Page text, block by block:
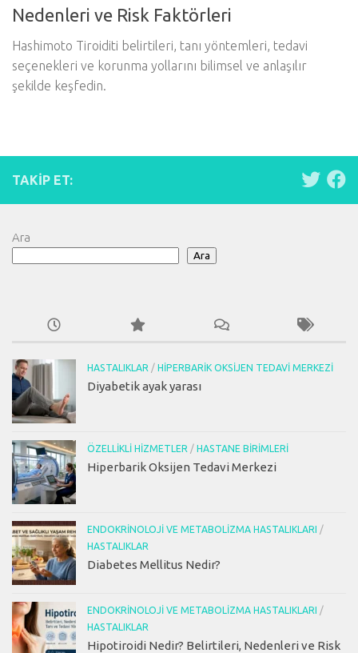
Nedenleri ve Risk Faktörleri
Hashimoto Tiroiditi belirtileri, tanı yöntemleri, tedavi
seçenekleri ve korunma yollarını bilimsel ve anlaşılır
şekilde keşfedin.
TAKIP ET:
Ara
Ara
HASTALIKLAR / HIPERBARIK OKSIJEN TEDAVI MERKEZI
Diyabetik ayak yarası
ÖZELLIKLI HIZMETLER / HASTANE BIRIMLERI
Hiperbarik Oksijen Tedavi Merkezi
ENDOKRINOLOJI VE METABOLIZMA HASTALIKLARI /
HASTALIKLAR
Diabetes Mellitus Nedir?
ENDOKRINOLOJI VE METABOLIZMA HASTALIKLARI /
HASTALIKLAR
Hipotiroidi Nedir? Belirtileri, Nedenleri ve Risk